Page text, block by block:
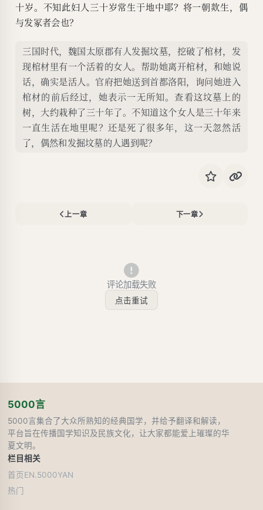
十岁。不知此妇人三十岁常生于地中耶？将一朝欻生，偶
与发冢者会也？
三国时代，魏国太原郡有人发掘坟墓，挖破了棺材，发
现棺材里有一个活着的女人。帮助她离开棺材，和她说
话，确实是活人。官府把她送到首都洛阳，询问她进入
棺材的前后经过，她表示一无所知。查看这坟墓上的
树，大约栽种了三十年了。不知道这个女人是三十年来
一直生活在地里呢？还是死了很多年，这一天忽然活
了，偶然和发掘坟墓的人遇到呢？
上一章 下一章
评论加载失败
点击重试
5000言
5000言集合了大众所熟知的经典国学，并给予翻译和解读，
平台旨在传播国学知识及民族文化，让大家都能爱上璀璨的华
夏文明。
栏目
首页
热门
相关
EN.5000YAN